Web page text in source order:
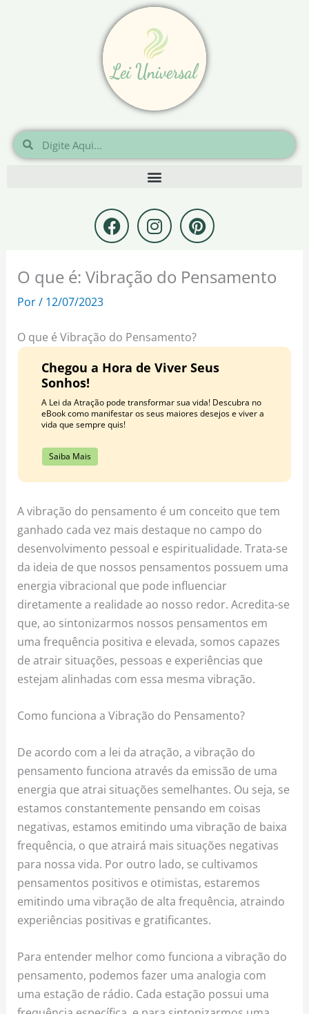
Pesquisar
Pesquisar
F
a
c
e
b
k
I
n
s
t
a
a
m
P
i
n
t
e
s
t
O que é: Vibração do Pensamento
Por/ 12/07/2023
O que é Vibração do Pensamento?
Chegou a Hora de Viver Seus
Sonhos!
A Lei da Atração pode transformar sua vida! Descubra no
eBook como manifestar os seus maiores desejos e viver a
vida que sempre quis!
Saiba Mais
A vibração do pensamento é um conceito que tem
ganhado cada vez mais destaque no campo do
desenvolvimento pessoal e espiritualidade. Trata-se
da ideia de que nossos pensamentos possuem uma
energia vibracional que pode influenciar
diretamente a realidade ao nosso redor. Acredita-se
que, ao sintonizarmos nossos pensamentos em
uma frequência positiva e elevada, somos capazes
de atrair situações, pessoas e experiências que
estejam alinhadas com essa mesma vibração.
Como funciona a Vibração do Pensamento?
De acordo com a lei da atração, a vibração do
pensamento funciona através da emissão de uma
energia que atrai situações semelhantes. Ou seja, se
estamos constantemente pensando em coisas
negativas, estamos emitindo uma vibração de baixa
frequência, o que atrairá mais situações negativas
para nossa vida. Por outro lado, se cultivamos
pensamentos positivos e otimistas, estaremos
emitindo uma vibração de alta frequência, atraindo
experiências positivas e gratificantes.
Para entender melhor como funciona a vibração do
pensamento, podemos fazer uma analogia com
uma estação de rádio. Cada estação possui uma